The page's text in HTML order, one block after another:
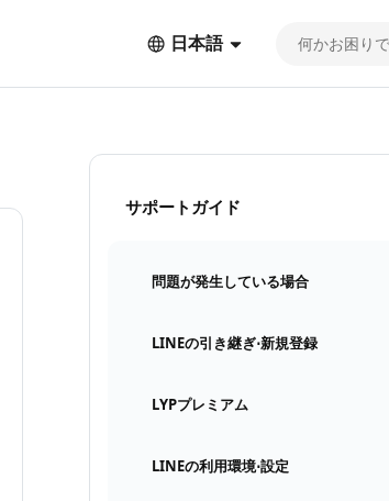
日本語
サポートガイド
問題が発生している場合
LINEの引き継ぎ⋅新規登録
LYPプレミアム
LINEの利用環境⋅設定